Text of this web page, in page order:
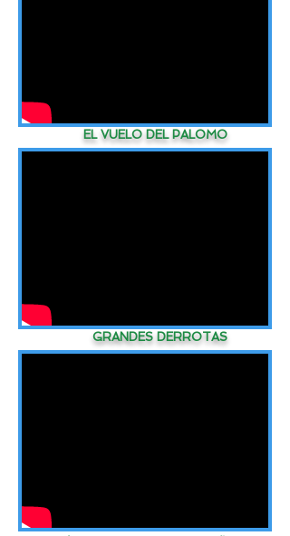
EL VUELO DEL PALOMO
GRANDES DERROTAS